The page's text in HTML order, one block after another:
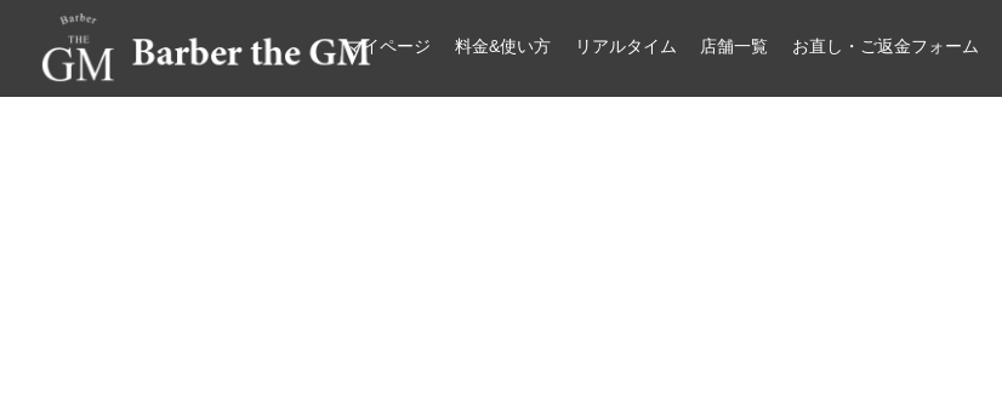
マイページ 料金&使い方 リアルタイム 店舗一覧 お直し・ご返金フォーム